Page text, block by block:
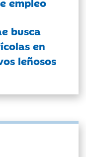
busca
en
leñosos